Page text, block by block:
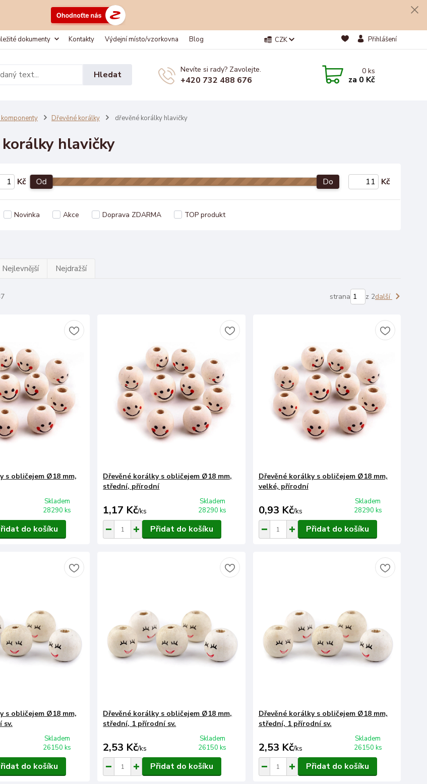
dokumenty Kontakty Výdejní místo/vzorkovna Blog CZK Přihlášení
Hledat Nevíte si rady? Zavolejte.
+420 732 488 676
0ks
za 0 Kč
Dřevěné korálky dřevěné korálky hlavičky
hlavičky
Kč Od Do Kč
Novinka Akce Doprava ZDARMA TOP produkt
Nejlevnější Nejdražší
strana z 2další
s obličejem Ø18 mm,
Skladem
28290 ks
do košíku
Dřevěné korálky s obličejem Ø18 mm,
střední, přírodní
1,17 Kč/ks
Skladem
28290 ks
Přidat do košíku
Dřevěné korálky s obličejem Ø18 mm,
velké, přírodní
0,93 Kč/ks
Skladem
28290 ks
Přidat do košíku
s obličejem Ø18 mm,
sv.
Skladem
26150 ks
do košíku
Dřevěné korálky s obličejem Ø18 mm,
střední, 1 přírodní sv.
2,53 Kč/ks
Skladem
26150 ks
Přidat do košíku
Dřevěné korálky s obličejem Ø18 mm,
střední, 1 přírodní sv.
2,53 Kč/ks
Skladem
26150 ks
Přidat do košíku